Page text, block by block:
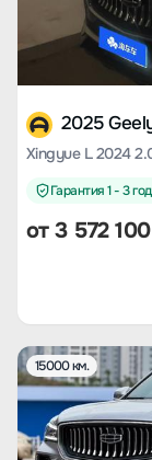
2025
Гарантия 1 - 3
от3 572 100
15000 км.